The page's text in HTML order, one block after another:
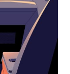
التقويم.